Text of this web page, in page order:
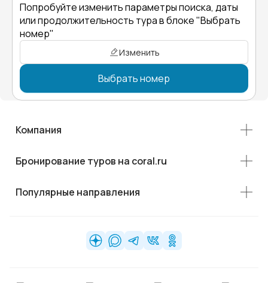
Попробуйте изменить параметры поиска, даты
или продолжительность тура в блоке "Выбрать
номер"
Изменить
Выбрать номер
Компания
Бронирование туров на coral.ru
Популярные направления